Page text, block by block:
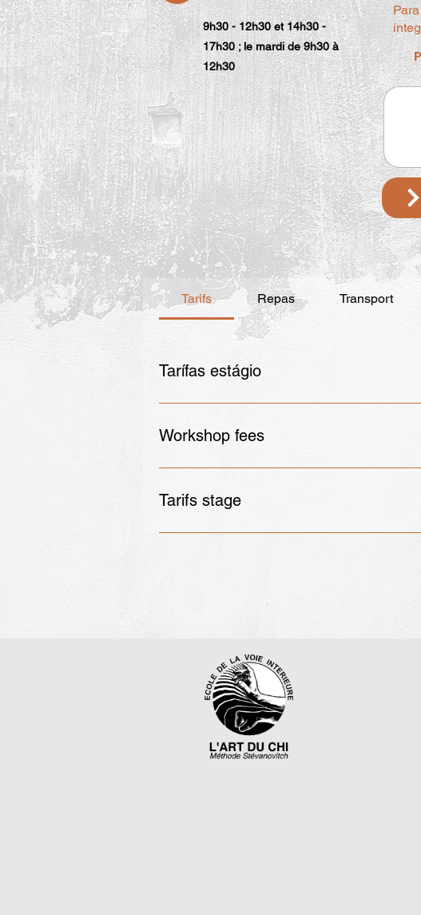
9h30 - 12h30 et 14h30 -
17h30 ; le mardi de 9h30 à
12h30
Tarifs Repas Transport
Tarífas estágio
Workshop fees
Tarifs stage